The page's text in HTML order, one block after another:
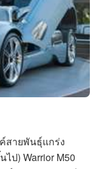
สายพันธุ์แกร่ง
ป) Warrior M50